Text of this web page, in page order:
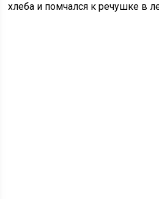
хлеба и помчался к речушке в